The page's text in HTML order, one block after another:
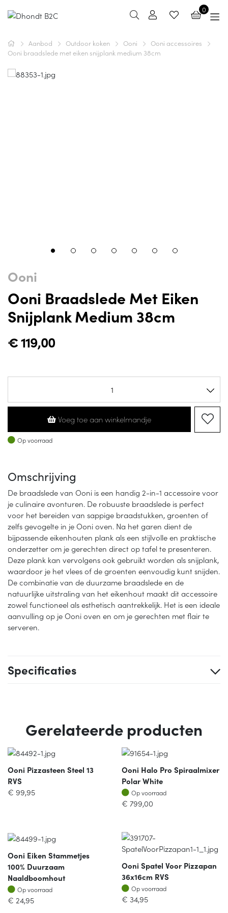
0
Aanbod Outdoor koken Ooni
Ooni accessoires
Ooni braadslede met eiken snijplank medium 38cm
Ooni
Ooni Braadslede Met Eiken
Snijplank Medium 38cm
€119,00
Voeg toe aan winkelmandje
Op voorraad
Op voorraad
Omschrijving
De braadslede van Ooni is een handig 2-in-1 accessoire voor
je culinaire avonturen. De robuuste braadslede is perfect
voor het bereiden van sappige braadstukken, groenten of
zelfs gevogelte in je Ooni oven. Na het garen dient de
bijpassende eikenhouten plank als een stijlvolle en praktische
onderzetter om je gerechten direct op tafel te presenteren.
Deze plank kan vervolgens ook gebruikt worden als snijplank,
waardoor je het vlees of de groenten eenvoudig kunt snijden.
De combinatie van de duurzame braadslede en de
natuurlijke uitstraling van het eikenhout maakt dit accessoire
zowel functioneel als esthetisch aantrekkelijk. Het is een ideale
aanvulling op je Ooni oven en om je gerechten met flair te
serveren.
Specificaties
Gerelateerde producten
Ooni Pizzasteen Steel 13
RVS
€ 99,95
Ooni Halo Pro Spiraalmixer
Polar White
Op voorraad
Op voorraad
€ 799,00
Ooni Eiken Stammetjes
100% Duurzaam
Naaldboomhout
Op voorraad
Op voorraad
€ 24,95
Ooni Spatel Voor Pizzapan
36x16cm RVS
Op voorraad
Op voorraad
€ 34,95